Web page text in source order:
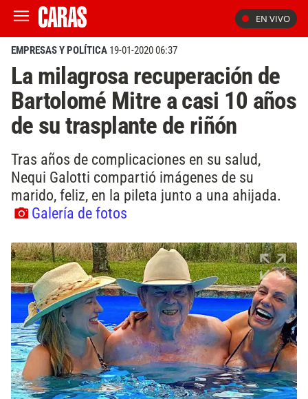
EN VIVO
EMPRESAS Y POLÍTICA 19-01-2020 06:37
La milagrosa recuperación de
Bartolomé Mitre a casi 10 años
de su trasplante de riñón
Tras años de complicaciones en su salud,
Nequi Galotti compartió imágenes de su
marido, feliz, en la pileta junto a una ahijada.
Galería de fotos